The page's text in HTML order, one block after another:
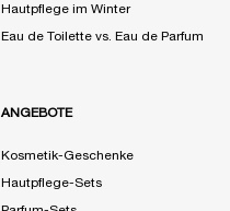
Hautpflege im Winter
Eau de Toilette vs. Eau de Parfum
ANGEBOTE
Kosmetik-Geschenke
Hautpflege-Sets